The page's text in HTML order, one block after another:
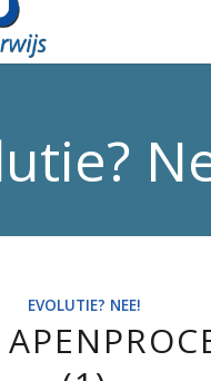
EVOLUTIE? NEE!